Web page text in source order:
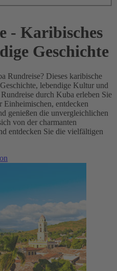
- Karibisches
Geschichte
Rundreise? Dieses karibische
lebendige Kultur und
durch Kuba erleben Sie
Einheimischen, entdecken
genießen die unvergleichlichen
von der charmanten
entdecken Sie die vielfältigen